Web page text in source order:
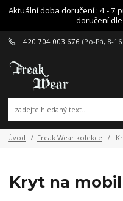
Aktuální doba doručení : 4 - 7
doručení
+420 704 003 676 (Po-Pá, 8-
Úvod Freak Wear kolekce
Kryt na